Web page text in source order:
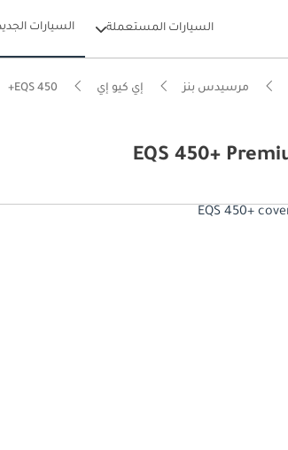
السيارات المستعملة السيارات
مرسيدس بنز إي كيو إي EQS 450+